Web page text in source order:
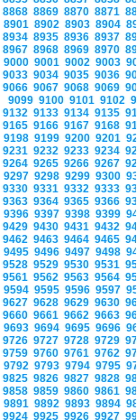
8868 8869 8870 8871
8901 8902 8903 8904
8934 8935 8936 8937
8967 8968 8969 8970
9000 9001 9002 9003
9033 9034 9035 9036
9066 9067 9068 9069
9099 9100 9101 9102
9132 9133 9134 9135
9165 9166 9167 9168
9198 9199 9200 9201
9231 9232 9233 9234
9264 9265 9266 9267
9297 9298 9299 9300
9330 9331 9332 9333
9363 9364 9365 9366
9396 9397 9398 9399
9429 9430 9431 9432
9462 9463 9464 9465
9495 9496 9497 9498
9528 9529 9530 9531
9561 9562 9563 9564
9594 9595 9596 9597
9627 9628 9629 9630
9660 9661 9662 9663
9693 9694 9695 9696
9726 9727 9728 9729
9759 9760 9761 9762
9792 9793 9794 9795
9825 9826 9827 9828
9858 9859 9860 9861
9891 9892 9893 9894
9924 9925 9926 9927